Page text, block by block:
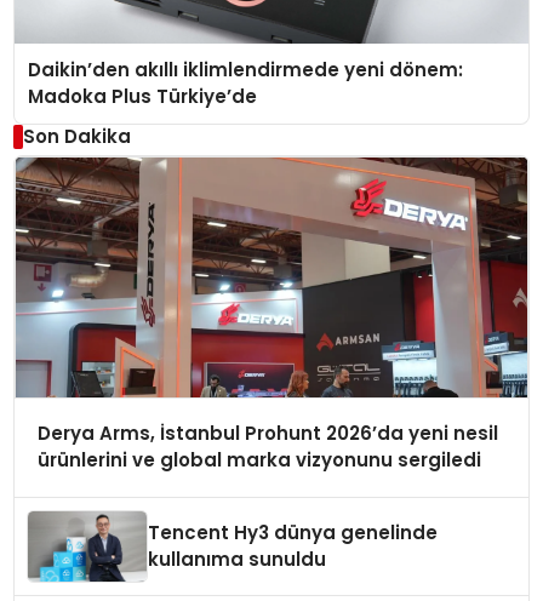
Daikin’den akıllı iklimlendirmede yeni dönem:
Madoka Plus Türkiye’de
Son Dakika
Derya Arms, İstanbul Prohunt 2026’da yeni nesil
ürünlerini ve global marka vizyonunu sergiledi
Tencent Hy3 dünya genelinde
kullanıma sunuldu